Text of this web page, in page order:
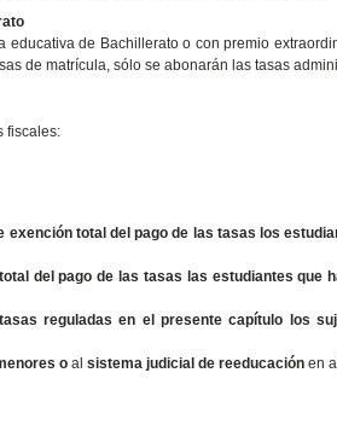
de Bachillerato o con premio
de matrícula, sólo se abonarán las tasas
fiscales:
exención total del pago de las tasas los
del pago de las tasas las estudiantes que
reguladas en el presente capítulo los
oal sistema judicial de reeducación en